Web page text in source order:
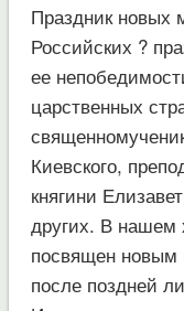
Праздник новых
Российских ?
ее
царственных
Киевского,
княгини
других. В нашем
посвящен новым
после поздней